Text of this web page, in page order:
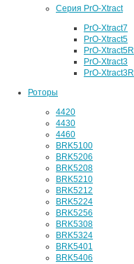
Серия PrO-Xtract
PrO-Xtract7
PrO-Xtract5
PrO-Xtract5R
PrO-Xtract3
PrO-Xtract3R
Роторы
4420
4430
4460
BRK5100
BRK5206
BRK5208
BRK5210
BRK5212
BRK5224
BRK5256
BRK5308
BRK5324
BRK5401
BRK5406